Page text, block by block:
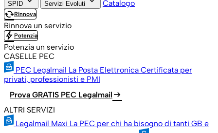
SPID Servizi Evoluti Catalogo
cachedRinnova
Rinnova un servizio
bolt Potenzia
Potenzia un servizio
CASELLE PEC
PEC Legalmail La Posta Elettronica Certificata per
privati, professionisti e PMI
Prova GRATIS PEC Legalmail arrow_right_alt
ALTRI SERVIZI
Legalmail Maxi La PEC per chi ha bisogno di tanti GB e